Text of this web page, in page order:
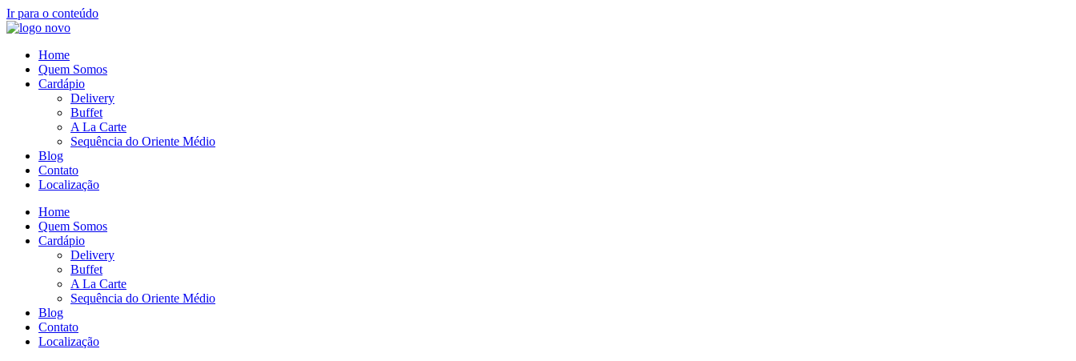
Ir para o conteúdo
Home
Quem Somos
Cardápio
Delivery
Buffet
A La Carte
Sequência do Oriente Médio
Blog
Contato
Localização
Home
Quem Somos
Cardápio
Delivery
Buffet
A La Carte
Sequência do Oriente Médio
Blog
Contato
Localização